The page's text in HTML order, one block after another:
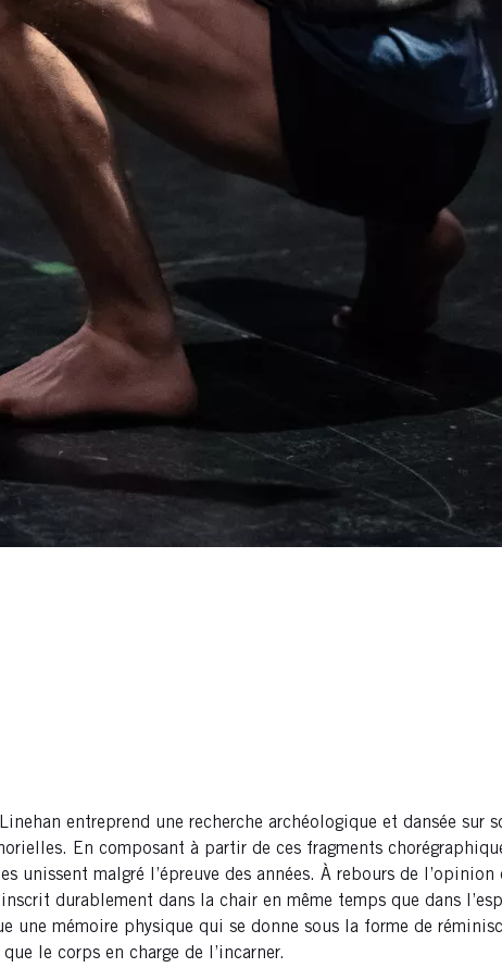
entreprend une recherche archéologique et dansée
En composant à partir de ces fragments
unissent malgré l’épreuve des années. À rebours de
durablement dans la chair en même temps que dans
une mémoire physique qui se donne sous la forme de
le corps en charge de l’incarner.